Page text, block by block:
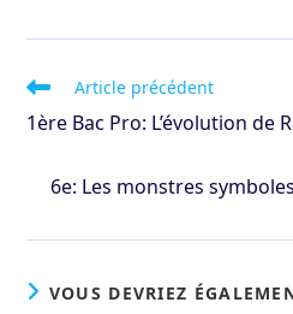
Read
more
articles
Article précédent
1ère Bac Pro: L’évolution de
6e: Les monstres
VOUS DEVRIEZ